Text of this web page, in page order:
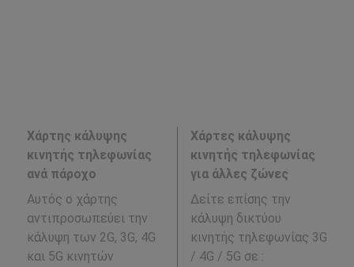
Χάρτης κάλυψης
κινητής τηλεφωνίας
ανά πάροχο
Αυτός ο χάρτης
αντιπροσωπεύει την
κάλυψη των 2G, 3G, 4G
και 5G κινητών
Χάρτες κάλυψης
κινητής τηλεφωνίας
για άλλες ζώνες
Δείτε επίσης την
κάλυψη δικτύου
κινητής τηλεφωνίας 3G
/ 4G / 5G σε :